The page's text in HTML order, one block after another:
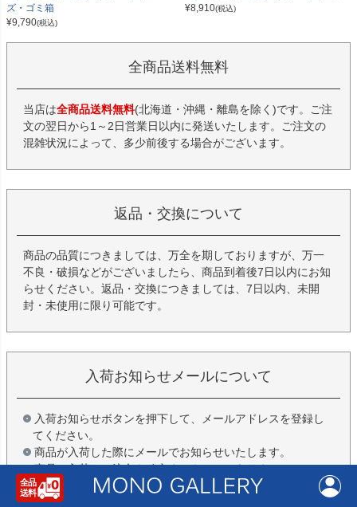
ズ・ゴミ箱
¥9,790(税込)
¥8,910(税込)
全商品送料無料
当店は全商品送料無料(北海道・沖縄・離島を除く)です。ご注
文の翌日から1～2日営業日以内に発送いたします。ご注文の
混雑状況によって、多少前後する場合がございます。
返品・交換について
商品の品質につきましては、万全を期しておりますが、万一
不良・破損などがございましたら、商品到着後7日以内にお知
らせください。返品・交換につきましては、7日以内、未開
封・未使用に限り可能です。
入荷お知らせメールについて
入荷お知らせボタンを押下して、メールアドレスを登録し
てください。
商品が入荷した際にメールでお知らせいたします。
商品の入荷やご注文を確定するものではありません。
詳しくはこちら